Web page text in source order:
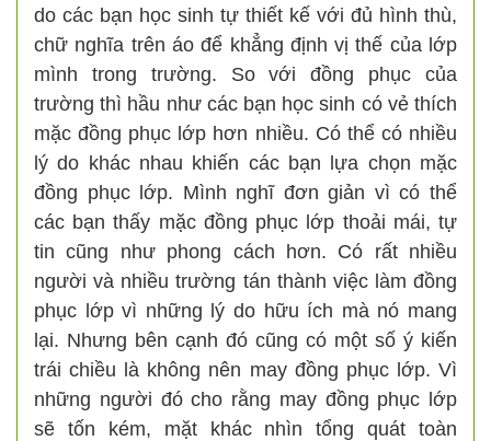
do các bạn học sinh tự thiết kế với đủ hình thù,
chữ nghĩa trên áo để khẳng định vị thế của lớp
mình trong trường. So với đồng phục của
trường thì hầu như các bạn học sinh có vẻ thích
mặc đồng phục lớp hơn nhiều. Có thể có nhiều
lý do khác nhau khiến các bạn lựa chọn mặc
đồng phục lớp. Mình nghĩ đơn giản vì có thể
các bạn thấy mặc đồng phục lớp thoải mái, tự
tin cũng như phong cách hơn. Có rất nhiều
người và nhiều trường tán thành việc làm đồng
phục lớp vì những lý do hữu ích mà nó mang
lại. Nhưng bên cạnh đó cũng có một số ý kiến
trái chiều là không nên may đồng phục lớp. Vì
những người đó cho rằng may đồng phục lớp
sẽ tốn kém, mặt khác nhìn tổng quát toàn